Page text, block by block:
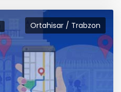
Ortahisar / Trabzon